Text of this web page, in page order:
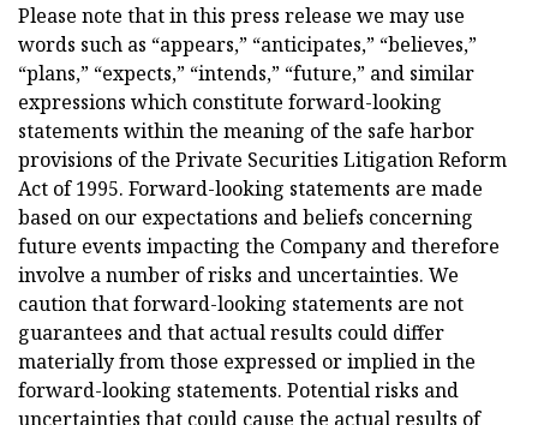
Please note that in this press release we may use
words such as “appears,” “anticipates,” “believes,”
“plans,” “expects,” “intends,” “future,” and similar
expressions which constitute forward-looking
statements within the meaning of the safe harbor
provisions of the Private Securities Litigation Reform
Act of 1995. Forward-looking statements are made
based on our expectations and beliefs concerning
future events impacting the Company and therefore
involve a number of risks and uncertainties. We
caution that forward-looking statements are not
guarantees and that actual results could differ
materially from those expressed or implied in the
forward-looking statements. Potential risks and
uncertainties that could cause the actual results of